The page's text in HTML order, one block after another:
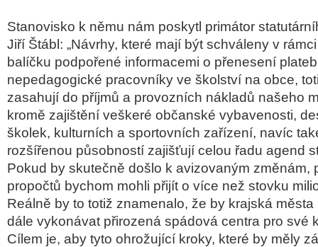
Stanovisko k němu nám poskytl primátor
Jiří Štábl: „Návrhy, které mají být schváleny v
balíčku podpořené informacemi o přenesení
nepedagogické pracovníky ve školství na obce,
zasahují do příjmů a provozních nákladů našeho
kromě zajištění veškeré občanské vybavenosti,
školek, kulturních a sportovních zařízení, navíc
rozšířenou působností zajišťují celou řadu agend
Pokud by skutečně došlo k avizovaným změnám,
propočtů bychom mohli přijít o více než stovku
Reálně by to totiž znamenalo, že by krajská
dále vykonávat přirozená spádová centra pro své
Cílem je, aby tyto ohrožující kroky, které by měly